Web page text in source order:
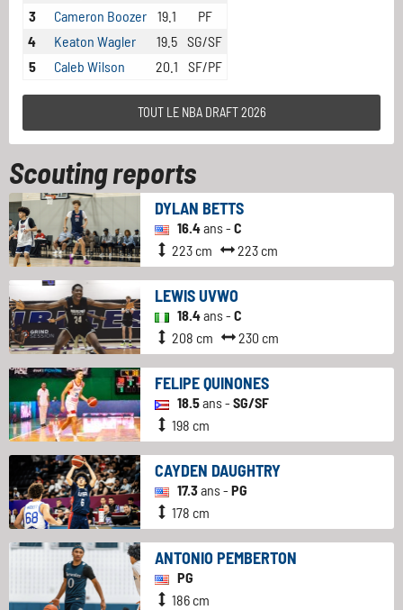
3
Cameron Boozer 19.1
PF
4
Keaton Wagler 19.5 SG/SF
5
Caleb Wilson 20.1 SF/PF
TOUT LE NBA DRAFT 2026
Scouting reports
DYLAN BETTS
16.4ans - C
223 cm
223 cm
LEWIS UVWO
18.4ans - C
208 cm
230 cm
FELIPE QUINONES
18.5ans - SG/SF
198 cm
CAYDEN DAUGHTRY
17.3ans - PG
178 cm
ANTONIO PEMBERTON
PG
186 cm